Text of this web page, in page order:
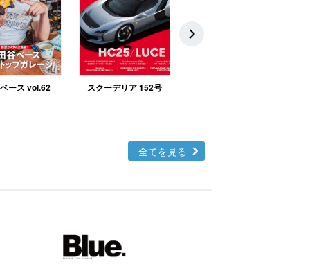
ース vol.62 スクーデリア 152号
全てを見る